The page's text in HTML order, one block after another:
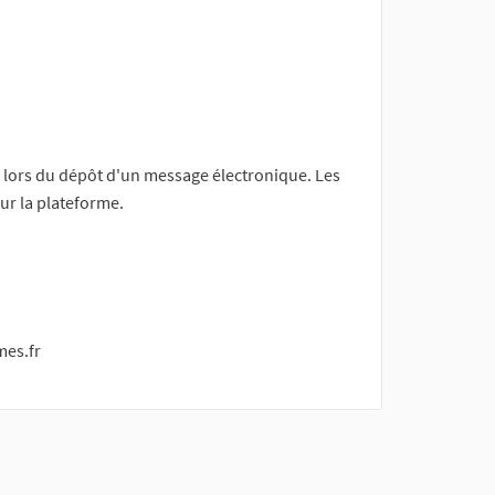
du dépôt d'un message électronique. Les
la plateforme.